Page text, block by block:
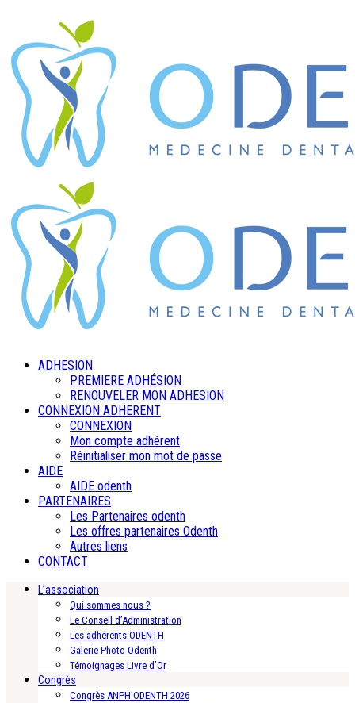
ADHESION
PREMIERE ADHÉSION
RENOUVELER MON ADHESION
CONNEXION ADHERENT
CONNEXION
Mon compte adhérent
Réinitialiser mon mot de passe
AIDE
AIDE odenth
PARTENAIRES
Les Partenaires odenth
Les offres partenaires Odenth
Autres liens
CONTACT
L’association
Qui sommes nous ?
Le Conseil d’Administration
Les adhérents ODENTH
Galerie Photo Odenth
Témoignages Livre d’Or
Congrès
Congrès ANPH’ODENTH 2026